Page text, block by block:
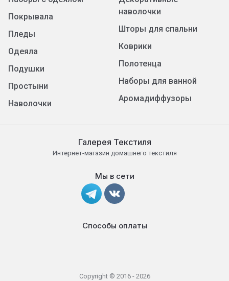
Покрывала
Пледы
Одеяла
Подушки
Простыни
Наволочки
наволочки
Шторы для спальни
Коврики
Полотенца
Наборы для ванной
Аромадиффузоры
Галерея Текстиля
Интернет-магазин домашнего текстиля
Мы в сети
Способы оплаты
Copyright © 2016 - 2026